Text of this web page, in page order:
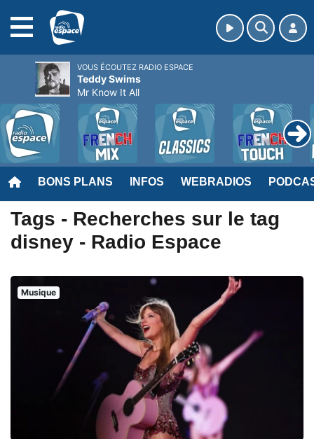
BONS PLANS INFOS WEBRADIOS
Tags - Recherches sur le tag
disney - Radio Espace
Musique
VOUS ÉCOUTEZ RADIO ESPACE
Teddy Swims
Mr Know It All